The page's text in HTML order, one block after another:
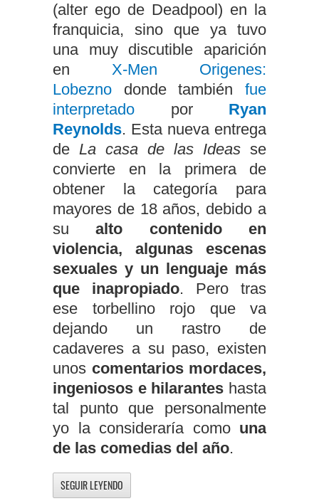
(alter ego de Deadpool) en la
franquicia, sino que ya tuvo
una muy discutible aparición
en X-Men Origenes:
Lobezno donde también fue
interpretado por Ryan
Reynolds. Esta nueva entrega
de La casa de las Ideas se
convierte en la primera de
obtener la categoría para
mayores de 18 años, debido a
sualto contenido en
violencia, algunas escenas
sexuales y un lenguaje más
que inapropiado. Pero tras
ese torbellino rojo que va
dejando un rastro de
cadaveres a su paso, existen
unos comentarios mordaces,
ingeniosos e hilarantes hasta
tal punto que personalmente
yo la consideraría como una
de las comedias del año.
SEGUIR LEYENDO